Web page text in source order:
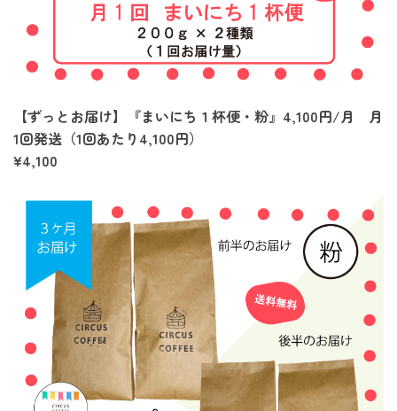
【ずっとお届け】『まいにち１杯便・粉』4,100円/月 月
1回発送（1回あたり4,100円）
¥4,100